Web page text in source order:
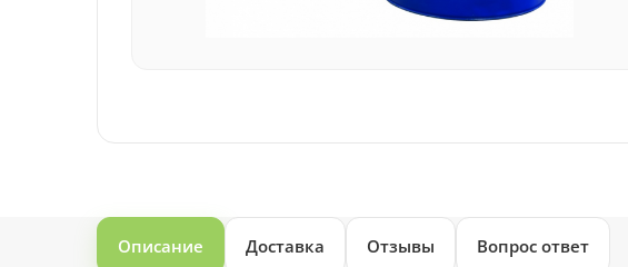
Описание Доставка Отзывы Вопрос ответ